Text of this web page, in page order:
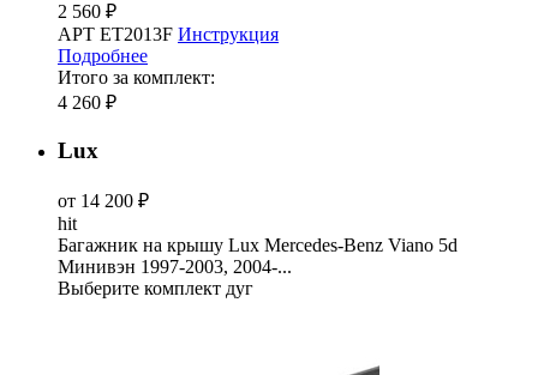
2 560 ₽
АРТ ET2013F Инструкция
Подробнее
Итого за комплект:
4 260 ₽
Lux
от 14 200 ₽
hit
Багажник на крышу Lux Mercedes-Benz Viano 5d
Минивэн 1997-2003, 2004-...
Выберите комплект дуг